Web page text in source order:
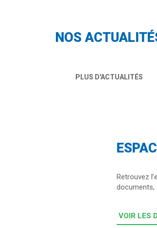
Nos
NOS
PLUS D'ACTUALITÉS
Retrouvez
documents,
VOIR LES